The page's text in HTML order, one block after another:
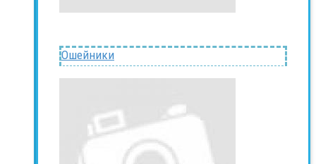
Ошейники